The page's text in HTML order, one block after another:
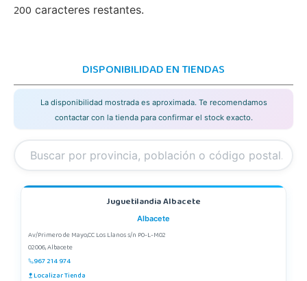
200 caracteres restantes.
DISPONIBILIDAD EN TIENDAS
La disponibilidad mostrada es aproximada. Te recomendamos
contactar con la tienda para confirmar el stock exacto.
Juguetilandia Albacete
Albacete
Av/Primero de Mayo,CC Los Llanos s/n P0-L-M02
02006, Albacete
967 214 974
Localizar Tienda